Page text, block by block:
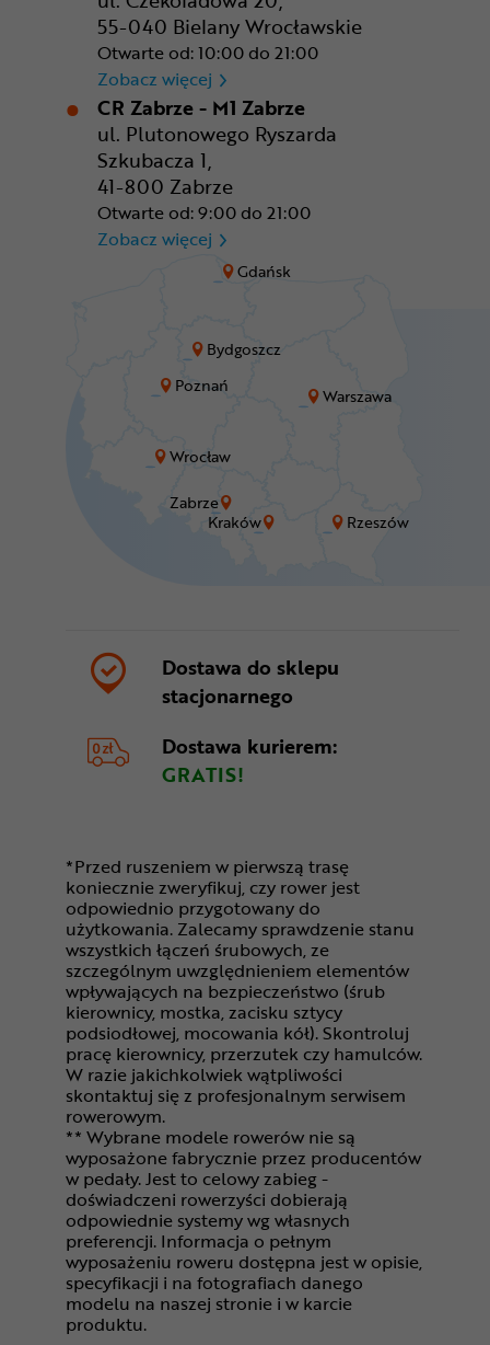
Bydgoszcz
Gdańsk
Kraków
Poznań
Rzeszów
Warszawa
Wrocław
Zabrze
55-040 Bielany Wrocławskie
Otwarte od: 10:00 do 21:00
Zobacz więcej CR Wrocław - CH Aleja
CR Zabrze - M1 Zabrze
ul. Plutonowego Ryszarda
Szkubacza 1,
41-800 Zabrze
Otwarte od: 9:00 do 21:00
Zobacz więcej CR Zabrze - M1 Zabrze
Dostawa do sklepu
stacjonarnego
Dostawa kurierem:
GRATIS!
*Przed ruszeniem w pierwszą trasę
koniecznie zweryfikuj, czy rower jest
odpowiednio przygotowany do
użytkowania. Zalecamy sprawdzenie stanu
wszystkich łączeń śrubowych, ze
szczególnym uwzględnieniem elementów
wpływających na bezpieczeństwo (śrub
kierownicy, mostka, zacisku sztycy
podsiodłowej, mocowania kół). Skontroluj
pracę kierownicy, przerzutek czy hamulców.
W razie jakichkolwiek wątpliwości
skontaktuj się z profesjonalnym serwisem
rowerowym.
** Wybrane modele rowerów nie są
wyposażone fabrycznie przez producentów
w pedały. Jest to celowy zabieg -
doświadczeni rowerzyści dobierają
odpowiednie systemy wg własnych
preferencji. Informacja o pełnym
wyposażeniu roweru dostępna jest w opisie,
specyfikacji i na fotografiach danego
modelu na naszej stronie i w karcie
produktu.